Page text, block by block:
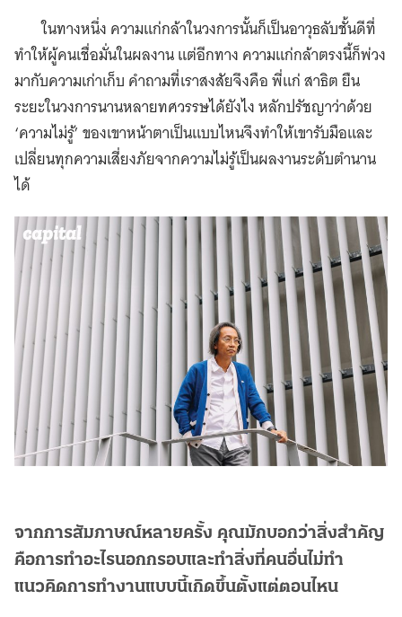
ในทางหนึ่ง ความแก่กล้าในวงการนั้นก็เป็นอาวุธลับชั้นดีที่
ทำให้ผู้คนเชื่อมั่นในผลงาน แต่อีกทาง ความแก่กล้าตรงนี้ก็พ่วง
มากับความเก่าเก็บ คำถามที่เราสงสัยจึงคือ พี่แก่ สาธิต ยืน
ระยะในวงการนานหลายทศวรรษได้ยังไง หลักปรัชญาว่าด้วย
‘ความไม่รู้’ ของเขาหน้าตาเป็นแบบไหนจึงทำให้เขารับมือและ
เปลี่ยนทุกความเสี่ยงภัยจากความไม่รู้เป็นผลงานระดับตำนาน
ได้
จากการสัมภาษณ์หลายครั้ง คุณมักบอกว่าสิ่งสำคัญ
คือการทำอะไรนอกกรอบและทำสิ่งที่คนอื่นไม่ทำ
แนวคิดการทำงานแบบนี้เกิดขึ้นตั้งแต่ตอนไหน